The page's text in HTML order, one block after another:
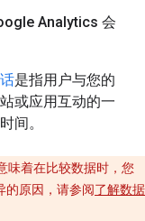
Analytics 会
是指用户与您的
或应用互动的一
间。
味着在比较数据时，您
的原因，请参阅了解数据